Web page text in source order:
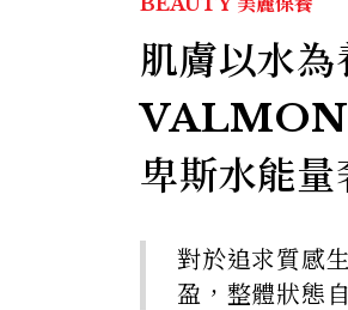
肌膚以水
卑斯水能
對於追求質感
盈，整體狀態